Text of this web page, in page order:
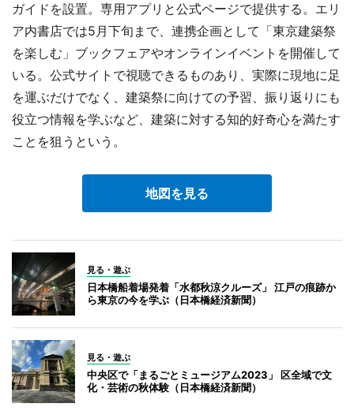
ガイドを設置。専用アプリと公式ページで提供する。エリ
ア内書店では5月下旬まで、連携企画として「東京建築祭
を楽しむ」ブックフェアやオンラインイベントを開催して
いる。公式サイトで視聴できるものあり、実際に現地に足
を運ぶだけでなく、建築祭に向けての予習、振り返りにも
役立つ情報を学ぶなど、建築に対する知的好奇心を満たす
ことを狙うという。
地図を見る
見る・遊ぶ
日本橋船着場発着「水都秋涼クルーズ」 江戸の痕跡か
ら東京の今を学ぶ（日本橋経済新聞）
見る・遊ぶ
中央区で「まるごとミュージアム2023」 区全域で文
化・芸術の秋体験（日本橋経済新聞）